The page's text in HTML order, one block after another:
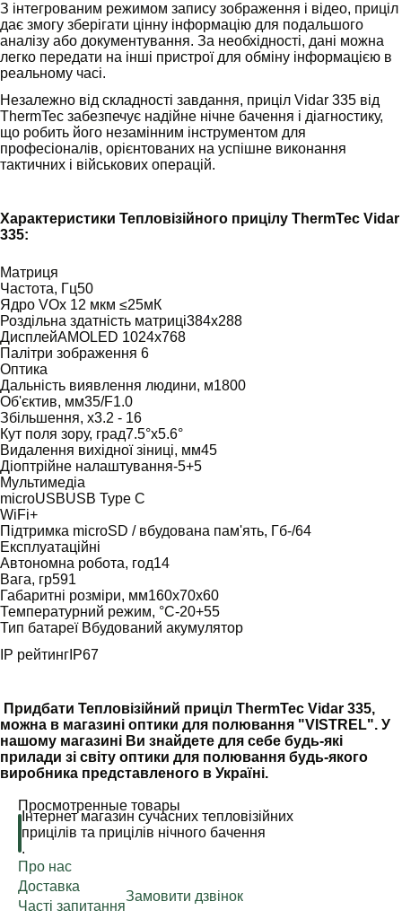
З інтегрованим режимом запису зображення і відео, приціл
дає змогу зберігати цінну інформацію для подальшого
аналізу або документування. За необхідності, дані можна
легко передати на інші пристрої для обміну інформацією в
реальному часі.
Незалежно від складності завдання, приціл Vidar 335 від
ThermTec забезпечує надійне нічне бачення і діагностику,
що робить його незамінним інструментом для
професіоналів, орієнтованих на успішне виконання
тактичних і військових операцій.
Характеристики Тепловізійного прицілу ThermTec Vidar
335:
Матриця
Частота, Гц50
Ядро VОх 12 мкм ≤25мК
Роздільна здатність матриці384x288
ДисплейAMOLED 1024x768
Палітри зображення 6
Оптика
Дальність виявлення людини, м1800
Об'єктив, мм35/F1.0
Збільшення, х3.2 - 16
Кут поля зору, град7.5°х5.6°
Видалення вихідної зіниці, мм45
Діоптрійне налаштування-5+5
Мультимедіа
microUSBUSB Type C
WiFi+
Підтримка microSD / вбудована пам'ять, Гб-/64
Експлуатаційні
Автономна робота, год14
Вага, гр591
Габаритні розміри, мм160х70х60
Температурний режим, °C-20+55
Тип батареї Вбудований акумулятор
IP рейтингIP67
Придбати Тепловізійний приціл ThermTec Vidar 335,
можна в магазині оптики для полювання "VISTREL". У
нашому магазині Ви знайдете для себе будь-які
прилади зі світу оптики для полювання будь-якого
виробника представленого в Україні.
Просмотренные товары
Інтернет магазин сучасних тепловізійних
прицілів та прицілів нічного бачення
.
Про нас
Доставка
Часті запитання
Замовити дзвінок